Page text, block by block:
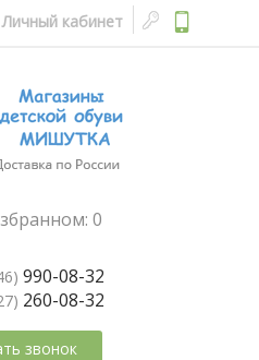
Личный кабинет
0
990-08-32
260-08-32
звонок